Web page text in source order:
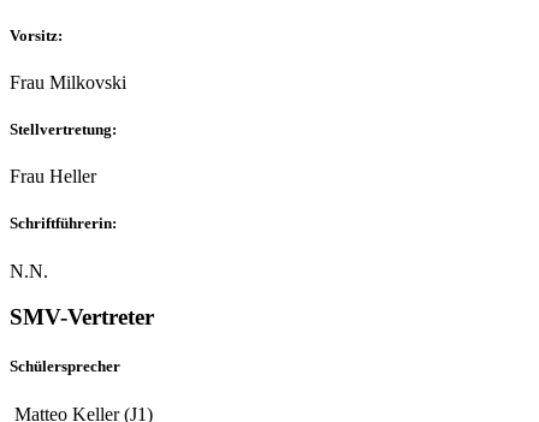
Vorsitz:
Frau Milkovski
Stellvertretung:
Frau Heller
Schriftführerin:
N.N.
SMV-Vertreter
Schülersprecher
Matteo Keller (J1)